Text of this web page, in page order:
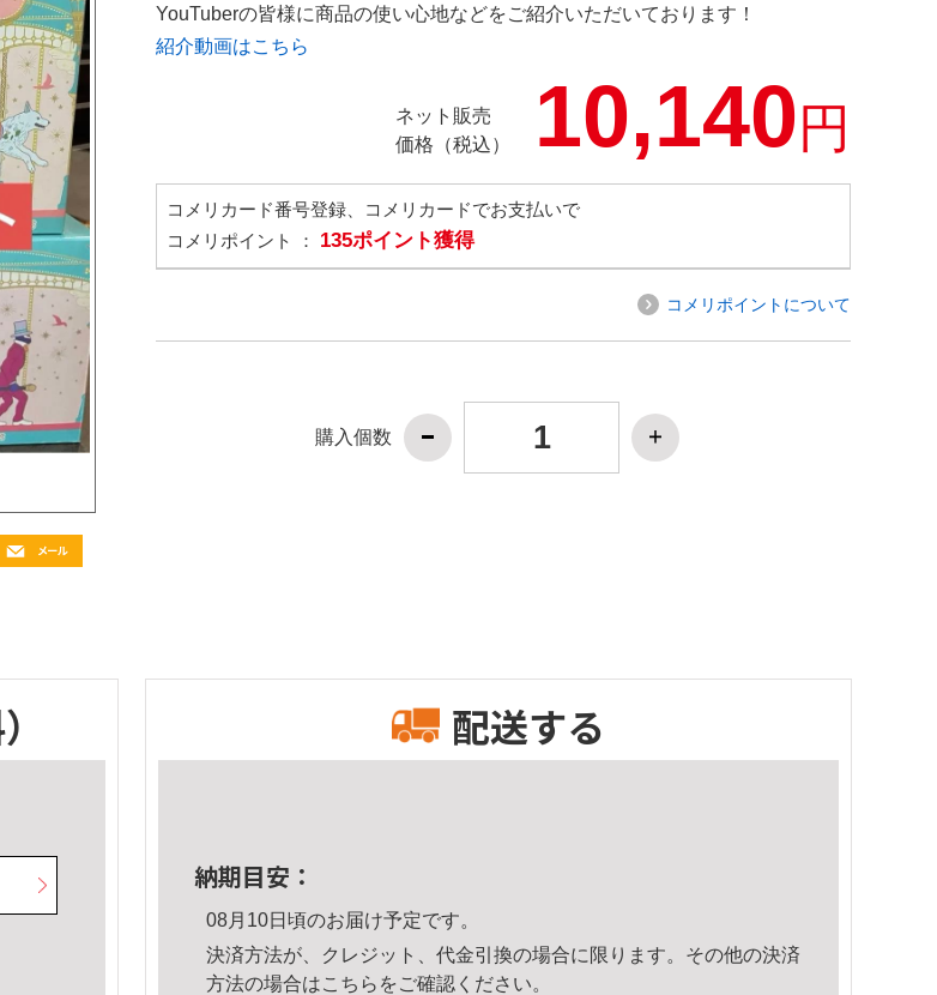
YouTuberの皆様に商品の使い心地などをご紹介いただいております！
紹介動画はこちら
ネット販売
価格（税込）
10,140円
コメリカード番号登録、コメリカードでお支払いで
コメリポイント ： 135ポイント獲得
コメリポイントについて
購入個数
配送する
納期目安：
08月10日頃のお届け予定です。
決済方法が、クレジット、代金引換の場合に限ります。その他の決済
方法の場合はこちら をご確認ください。